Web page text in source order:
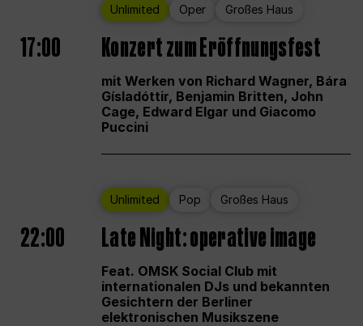
Unlimited Oper Großes Haus
17:00 Konzert zum Eröffnungsfest
mit Werken von Richard Wagner, Bára
Gísladóttir, Benjamin Britten, John
Cage, Edward Elgar und Giacomo
Puccini
Unlimited Pop Großes Haus
22:00 Late Night: operative image
Feat. OMSK Social Club mit
internationalen DJs und bekannten
Gesichtern der Berliner
elektronischen Musikszene